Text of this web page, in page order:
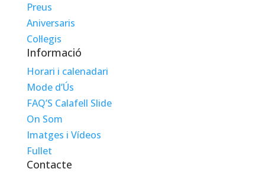
Preus
Aniversaris
Col·legis
Informació
Horari i calenadari
Mode d’Ús
FAQ’S Calafell Slide
On Som
Imatges i Vídeos
Fullet
Contacte